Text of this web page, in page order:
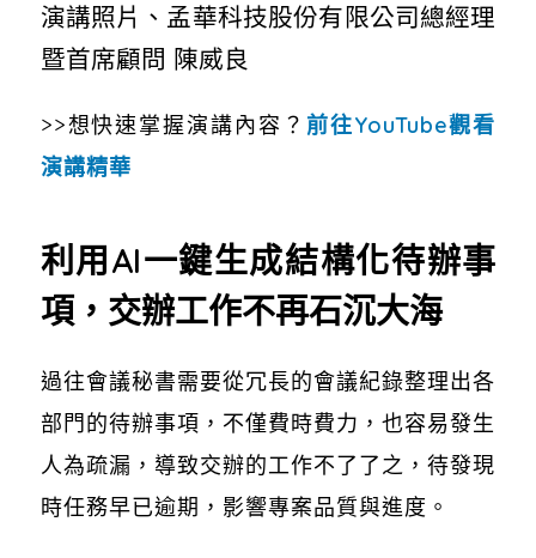
演講照片、孟華科技股份有限公司總經理
暨首席顧問 陳威良
>>想快速掌握演講內容？ 前往YouTube觀看
演講精華
利用AI一鍵生成結構化待辦事
項，交辦工作不再石沉大海
過往會議秘書需要從冗長的會議紀錄整理出各
部門的待辦事項，不僅費時費力，也容易發生
人為疏漏，導致交辦的工作不了了之，待發現
時任務早已逾期，影響專案品質與進度。